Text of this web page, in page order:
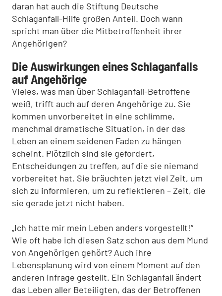
daran hat auch die Stiftung Deutsche
Schlaganfall-Hilfe großen Anteil. Doch wann
spricht man über die Mitbetroffenheit ihrer
Angehörigen?
Die Auswirkungen eines Schlaganfalls
auf Angehörige
Vieles, was man über Schlaganfall-Betroffene
weiß, trifft auch auf deren Angehörige zu. Sie
kommen unvorbereitet in eine schlimme,
manchmal dramatische Situation, in der das
Leben an einem seidenen Faden zu hängen
scheint. Plötzlich sind sie gefordert,
Entscheidungen zu treffen, auf die sie niemand
vorbereitet hat. Sie bräuchten jetzt viel Zeit, um
sich zu informieren, um zu reflektieren – Zeit, die
sie gerade jetzt nicht haben.
„Ich hatte mir mein Leben anders vorgestellt!“
Wie oft habe ich diesen Satz schon aus dem Mund
von Angehörigen gehört? Auch ihre
Lebensplanung wird von einem Moment auf den
anderen infrage gestellt. Ein Schlaganfall ändert
das Leben aller Beteiligten, das der Betroffenen